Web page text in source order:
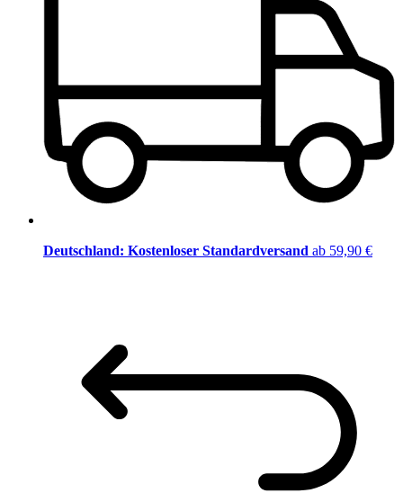
Deutschland: Kostenloser Standardversand ab 59,90 €